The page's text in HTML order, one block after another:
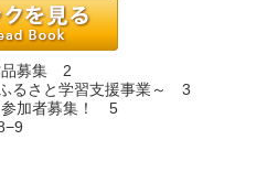
品募集 2
るさと学習支援事業～ 3
参加者募集！ 5